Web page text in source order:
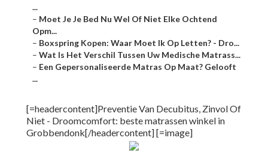
...
– Moet Je Je Bed Nu Wel Of Niet Elke Ochtend
Opm...
– Boxspring Kopen: Waar Moet Ik Op Letten? - Dro...
– Wat Is Het Verschil Tussen Uw Medische Matrass...
– Een Gepersonaliseerde Matras Op Maat? Gelooft
...
[=headercontent]Preventie Van Decubitus, Zinvol Of
Niet - Droomcomfort: beste matrassen winkel in
Grobbendonk[/headercontent] [=image]